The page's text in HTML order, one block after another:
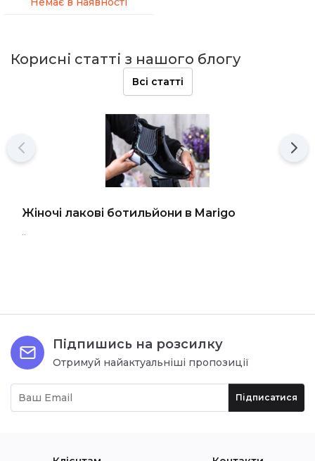
Корисні статті з нашого блогу
Всі статті
Жіночі лакові ботильйони в Marigo
..
Підпишись на розсилку
Отримуй найактуальніші пропозиції
Підписатися